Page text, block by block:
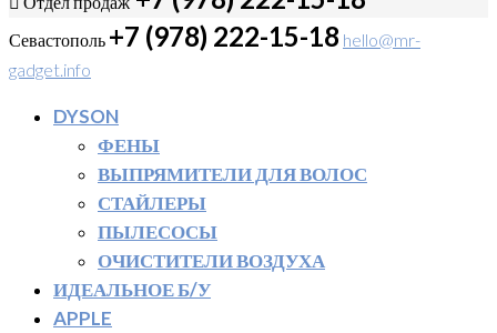
Севастополь +7 (978) 222-15-18 hello@mr-
gadget.info
DYSON
ФЕНЫ
ВЫПРЯМИТЕЛИ ДЛЯ ВОЛОС
СТАЙЛЕРЫ
ПЫЛЕСОСЫ
ОЧИСТИТЕЛИ ВОЗДУХА
ИДЕАЛЬНОЕ Б/У
APPLE